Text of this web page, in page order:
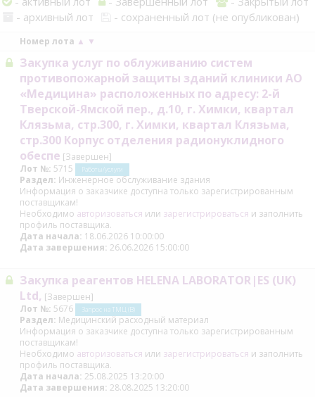
- архивный лот
- сохраненный лот (не опубликован)
Номер лота ▲ ▼
Закупка услуг по облуживанию систем
противопожарной защиты зданий клиники АО
«Медицина» расположенных по адресу: 2-й
Тверской-Ямской пер., д.10, г. Химки, квартал
Клязьма, стр.300, г. Химки, квартал Клязьма,
стр.300 Корпус отделения радионуклидного
обеспе [Завершен]
Лот №: 5715 Работы/услуги
Раздел: Инженерное обслуживание здания
Информация о заказчике доступна только зарегистрированным
поставщикам!
Необходимо авторизоваться или зарегистрироваться и заполнить
профиль поставщика.
Дата начала: 18.06.2026 10:00:00
Дата завершения: 26.06.2026 15:00:00
Закупка реагентов HELENA LABORATOR|ES (UK)
Ltd, [Завершен]
Лот №: 5676 Запрос на ТМЦ (В)
Раздел: Медицинский расходный материал
Информация о заказчике доступна только зарегистрированным
поставщикам!
Необходимо авторизоваться или зарегистрироваться и заполнить
профиль поставщика.
Дата начала: 25.08.2025 13:20:00
Дата завершения: 28.08.2025 13:20:00